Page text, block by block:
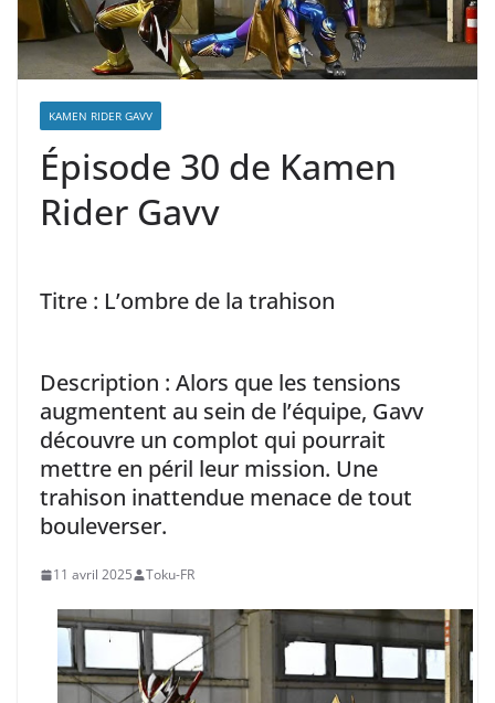
KAMEN RIDER GAVV
Épisode 30 de Kamen
Rider Gavv
Titre : L’ombre de la trahison
Description : Alors que les tensions
augmentent au sein de l’équipe, Gavv
découvre un complot qui pourrait
mettre en péril leur mission. Une
trahison inattendue menace de tout
bouleverser.
11 avril 2025 Toku-FR